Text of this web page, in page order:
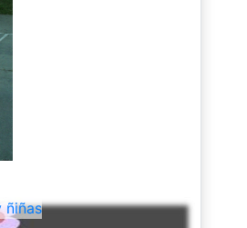
ñiñas